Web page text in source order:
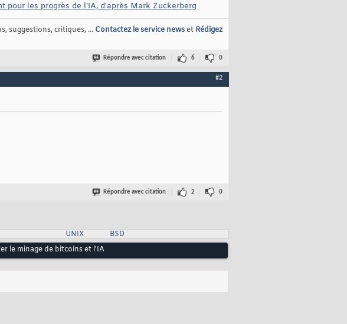
pour les progrès de l'IA, d'après Mark Zuckerberg
suggestions, critiques, ... Contactez le service newset Rédigez
Répondre avec citation 6 0
#2
Répondre avec citation 2 0
UNIX
BSD
le minage de bitcoins et l'IA